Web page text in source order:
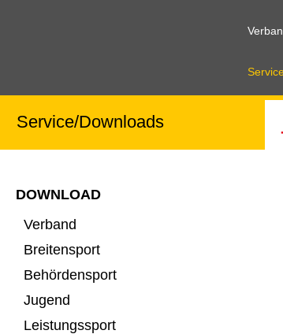
Service/Downloads
DOWNLOAD
Verband
Breitensport
Behördensport
Jugend
Leistungssport